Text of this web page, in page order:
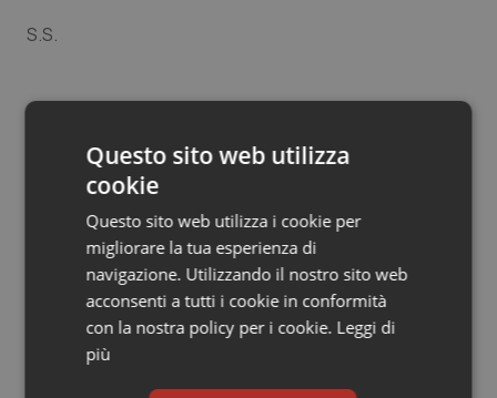
Tiroide
Tumore al seno
Tumore ovarico
Tumori del Polmone & Testa Collo
Tumori gastrointestinali
S.S.
03 Ottobre 2011
© Riproduzione riservata
Questo sito web utilizza
cookie
Questo sito web utilizza i cookie per
migliorare la tua esperienza di
navigazione. Utilizzando il nostro sito web
acconsenti a tutti i cookie in conformità
con la nostra policy per i cookie. Leggi di
più